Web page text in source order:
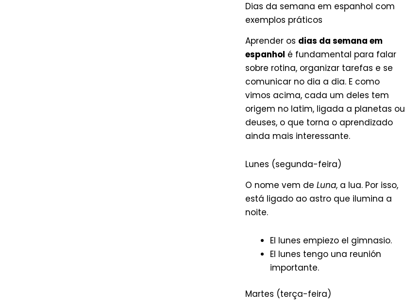
Dias da semana em espanhol com
exemplos práticos
Aprender os dias da semana em
espanhol é fundamental para falar
sobre rotina, organizar tarefas e se
comunicar no dia a dia. E como
vimos acima, cada um deles tem
origem no latim, ligada a planetas ou
deuses, o que torna o aprendizado
ainda mais interessante.
Lunes (segunda-feira)
O nome vem de Luna, a lua. Por isso,
está ligado ao astro que ilumina a
noite.
El lunes empiezo el gimnasio.
El lunes tengo una reunión
importante.
Martes (terça-feira)